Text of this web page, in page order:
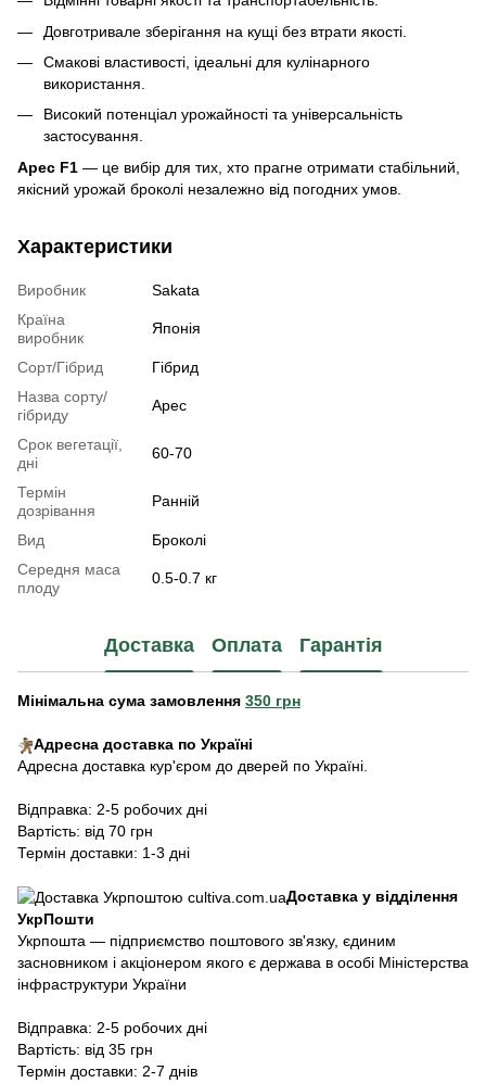
Довготривале зберігання на кущі без втрати якості.
Смакові властивості, ідеальні для кулінарного
використання.
Високий потенціал урожайності та універсальність
застосування.
Арес F1 — це вибір для тих, хто прагне отримати стабільний,
якісний урожай броколі незалежно від погодних умов.
Характеристики
Виробник
Sakata
Країна
виробник
Японія
Сорт/Гібрид
Гібрид
Назва сорту/
гібриду
Арес
Срок вегетації,
дні
60-70
Термін
дозрівання
Ранній
Вид
Броколі
Середня маса
плоду
0.5-0.7 кг
Доставка Оплата Гарантія
Мінімальна сума замовлення 350 грн
Адресна доставка по Україні
Адресна доставка кур'єром до дверей по Україні.
Відправка: 2-5 робочих дні
Вартість: від 70 грн
Термін доставки: 1-3 дні
Доставка у відділення
УкрПошти
Укрпошта — підприємство поштового зв'язку, єдиним
засновником і акціонером якого є держава в особі Міністерства
інфраструктури України
Відправка: 2-5 робочих дні
Вартість: від 35 грн
Термін доставки: 2-7 днів